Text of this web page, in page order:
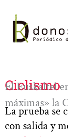
contenido
Ciclismo
El Euskaltel
máximas» la
La prueba se
con salida y